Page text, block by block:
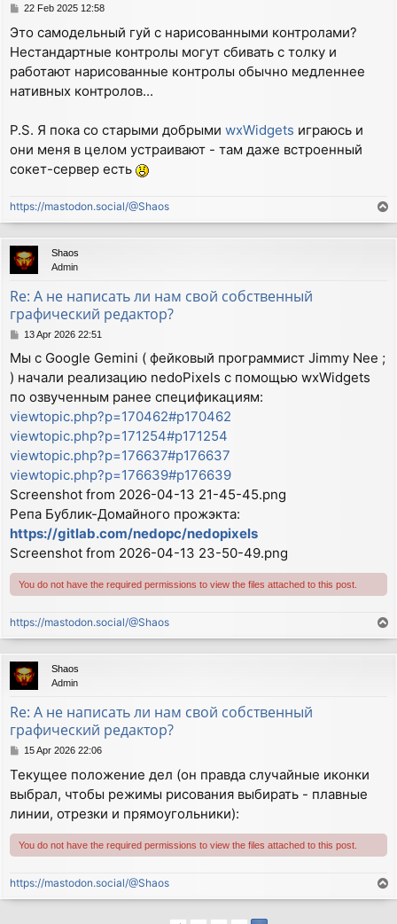
P
s
t
22 Feb 2025 12:58
Это самодельный гуй с нарисованными контролами?
Нестандартные контролы могут сбивать с толку и
работают нарисованные контролы обычно медленнее
нативных контролов...
P.S. Я пока со старыми добрыми wxWidgets играюсь и
они меня в целом устраивают - там даже встроенный
сокет-сервер есть
https://mastodon.social/@Shaos
o
p
Shaos
Admin
Re: А не написать ли нам свой собственный
графический редактор?
P
s
t
13 Apr 2026 22:51
Мы с Google Gemini ( фейковый программист Jimmy Nee ;
) начали реализацию nedoPixels с помощью wxWidgets
по озвученным ранее спецификациям:
viewtopic.php?p=170462#p170462
viewtopic.php?p=171254#p171254
viewtopic.php?p=176637#p176637
viewtopic.php?p=176639#p176639
Screenshot from 2026-04-13 21-45-45.png
Репа Бублик-Домайного прожэкта:
https://gitlab.com/nedopc/nedopixels
Screenshot from 2026-04-13 23-50-49.png
You do not have the required permissions to view the files attached to this post.
https://mastodon.social/@Shaos
o
p
Shaos
Admin
Re: А не написать ли нам свой собственный
графический редактор?
P
s
t
15 Apr 2026 22:06
Текущее положение дел (он правда случайные иконки
выбрал, чтобы режимы рисования выбирать - плавные
линии, отрезки и прямоугольники):
You do not have the required permissions to view the files attached to this post.
https://mastodon.social/@Shaos
o